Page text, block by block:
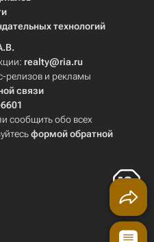
технологий
realty@ria.ru
релизов и рекламы
связи
сообщить обо всех
формой обратной